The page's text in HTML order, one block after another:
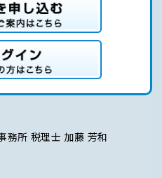
オンデマンドセミナーとは
のご案内はこちら）
の方はこちら）
務所 税理士 加藤 芳和